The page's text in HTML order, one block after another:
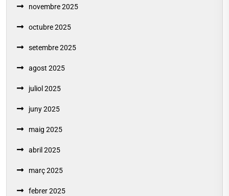
novembre 2025
octubre 2025
setembre 2025
agost 2025
juliol 2025
juny 2025
maig 2025
abril 2025
març 2025
febrer 2025